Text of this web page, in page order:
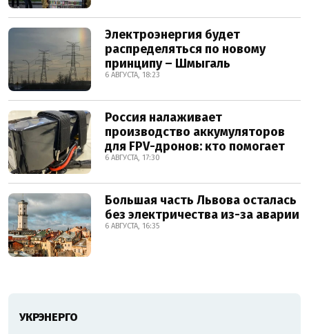
Электроэнергия будет
распределяться по новому
принципу – Шмыгаль
6 АВГУСТА, 18:23
Россия налаживает
производство аккумуляторов
для FPV-дронов: кто помогает
6 АВГУСТА, 17:30
Большая часть Львова осталась
без электричества из-за аварии
6 АВГУСТА, 16:35
УКРЭНЕРГО